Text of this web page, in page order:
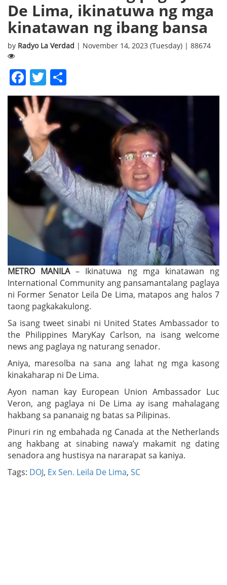
De Lima, ikinatuwa ng mga
kinatawan ng ibang bansa
by Radyo La Verdad | November 14, 2023 (Tuesday) | 88674
Facebook
Twitter
METRO MANILA– Ikinatuwa ng mga kinatawan ng
International Community ang pansamantalang paglaya
ni Former Senator Leila De Lima, matapos ang halos 7
taong pagkakakulong.
Sa isang tweet sinabi ni United States Ambassador to
the Philippines MaryKay Carlson, na isang welcome
news ang paglaya ng naturang senador.
Aniya, maresolba na sana ang lahat ng mga kasong
kinakaharap ni De Lima.
Ayon naman kay European Union Ambassador Luc
Veron, ang paglaya ni De Lima ay isang mahalagang
hakbang sa pananaig ng batas sa Pilipinas.
Pinuri rin ng embahada ng Canada at the Netherlands
ang hakbang at sinabing nawa’y makamit ng dating
senadora ang hustisya na nararapat sa kaniya.
Tags: DOJ, Ex Sen. Leila De Lima, SC